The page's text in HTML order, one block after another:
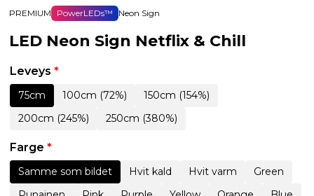
PREMIUM PowerLEDs™ Neon Sign
LED Neon Sign Netflix & Chill
Leveys *
75cm 100cm (72%)
150cm (154%)
200cm (245%)
250cm (380%)
Farge *
Samme som bildet Hvit kald Hvit varm
Green